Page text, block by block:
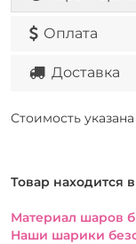
Оплата
Доставка
Стоимость
Товар находится
Материал шаров
Наши шарики